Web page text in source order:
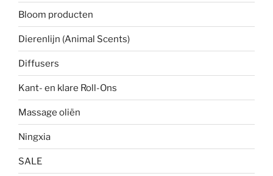
Bloom producten
Dierenlijn (Animal Scents)
Diffusers
Kant- en klare Roll-Ons
Massage oliën
Ningxia
SALE